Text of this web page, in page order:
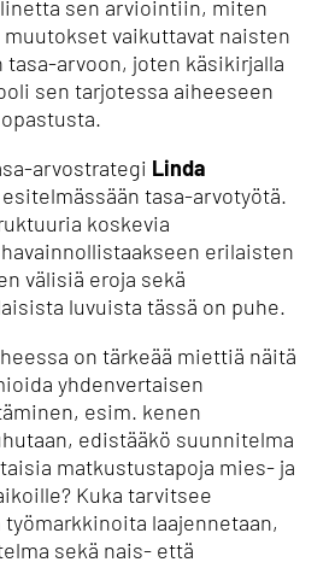
sen arviointiin, miten
vaikuttavat naisten
tasa-arvoon, joten käsikirjalla
sen tarjotessa aiheeseen
arvostrategi Linda
tasa-arvotyötä.
koskevia
erilaisten
välisiä eroja sekä
luvuista tässä on puhe.
on tärkeää miettiä näitä
yhdenvertaisen
esim. kenen
edistääkö suunnitelma
matkustustapoja mies- ja
Kuka tarvitsee
laajennetaan,
sekä nais- että